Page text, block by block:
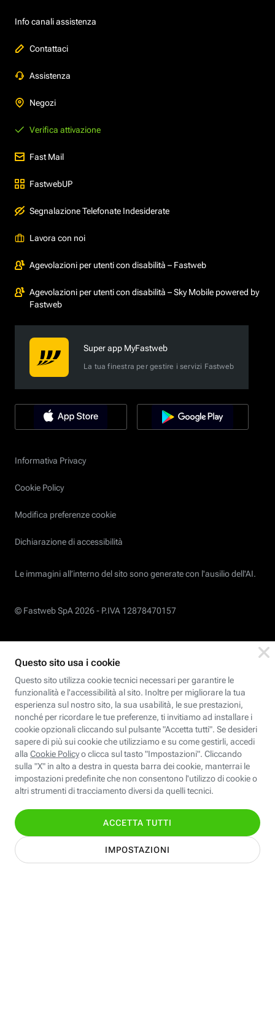
Info canali assistenza
Contattaci
Assistenza
Negozi
Verifica attivazione
Fast Mail
FastwebUP
Segnalazione Telefonate Indesiderate
Lavora con noi
Agevolazioni per utenti con disabilità – Fastweb
Agevolazioni per utenti con disabilità – Sky Mobile powered by
Fastweb
Super app MyFastweb
La tua finestra per gestire i servizi Fastweb
Informativa Privacy
Cookie Policy
Modifica preferenze cookie
Dichiarazione di accessibilità
Le immagini all’interno del sito sono generate con l'ausilio dell'AI.
© Fastweb SpA 2026 - P.IVA 12878470157